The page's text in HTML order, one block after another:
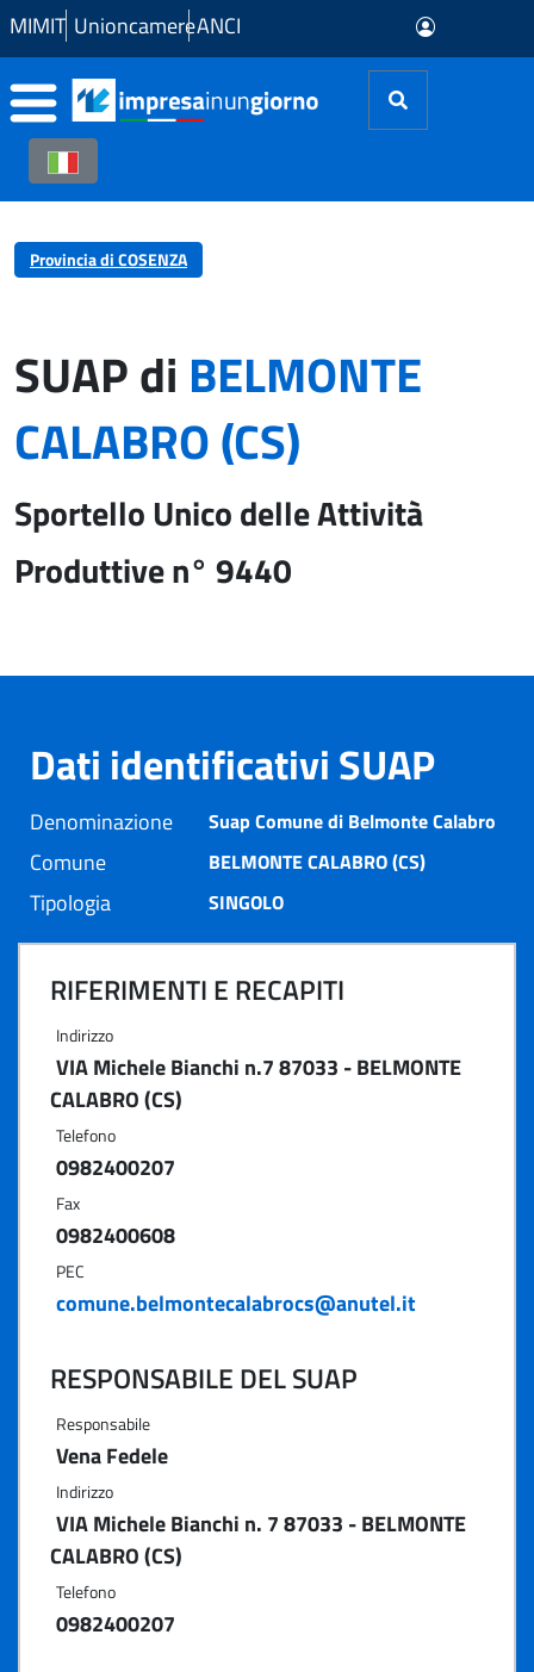
Skip to Main Content
MIMIT UnioncamereANCI
Provincia di COSENZA
SUAP di BELMONTE
CALABRO (CS)
Sportello Unico delle Attività
Produttive n° 9440
Dati identificativi SUAP
Denominazione Suap Comune di Belmonte Calabro
Comune BELMONTE CALABRO (CS)
Tipologia SINGOLO
RIFERIMENTI E RECAPITI
Indirizzo
VIA Michele Bianchi n.7 87033 - BELMONTE
CALABRO (CS)
Telefono
0982400207
Fax
0982400608
PEC
comune.belmontecalabrocs@anutel.it
RESPONSABILE DEL SUAP
Responsabile
Vena Fedele
Indirizzo
VIA Michele Bianchi n. 7 87033 - BELMONTE
CALABRO (CS)
Telefono
0982400207